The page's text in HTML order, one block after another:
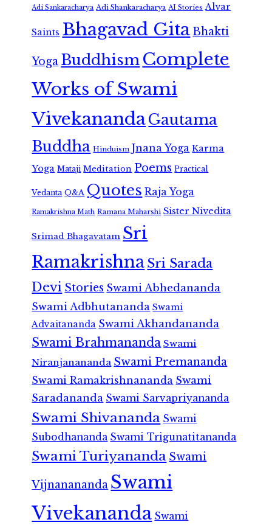
Adi Sankaracharya Adi Shankaracharya AI Stories Alvar
Saints Bhagavad GitaBhakti
Yoga Buddhism Complete
Works of Swami
VivekanandaGautama
Buddha Hinduism Jnana Yoga Karma
Yoga Mataji Meditation Poems Practical
Vedanta Q&A Quotes Raja Yoga
Ramakrishna Math Ramana Maharshi Sister Nivedita
Srimad Bhagavatam Sri
RamakrishnaSri Sarada
Devi Stories Swami Abhedananda
Swami Adbhutananda Swami
Advaitananda Swami Akhandananda
Swami Brahmananda Swami
Niranjanananda Swami Premananda
Swami Ramakrishnananda Swami
Saradananda Swami Sarvapriyananda
Swami Shivananda Swami
Subodhananda Swami Trigunatitananda
Swami Turiyananda Swami
Vijnanananda Swami
Vivekananda Swami